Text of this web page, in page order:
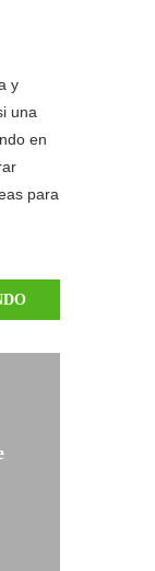
y
una
en
para